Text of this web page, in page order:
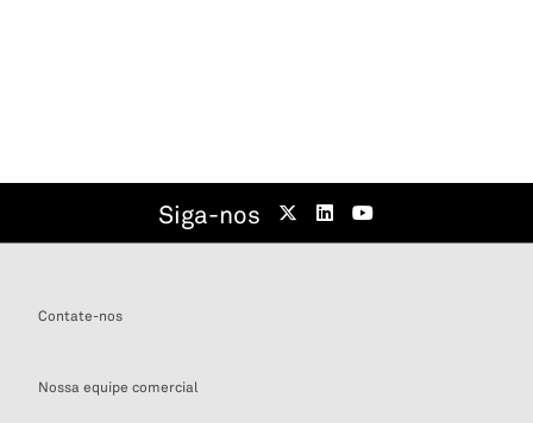
Siga-nos
Contate-nos
Nossa equipe comercial